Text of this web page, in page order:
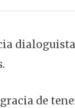
de